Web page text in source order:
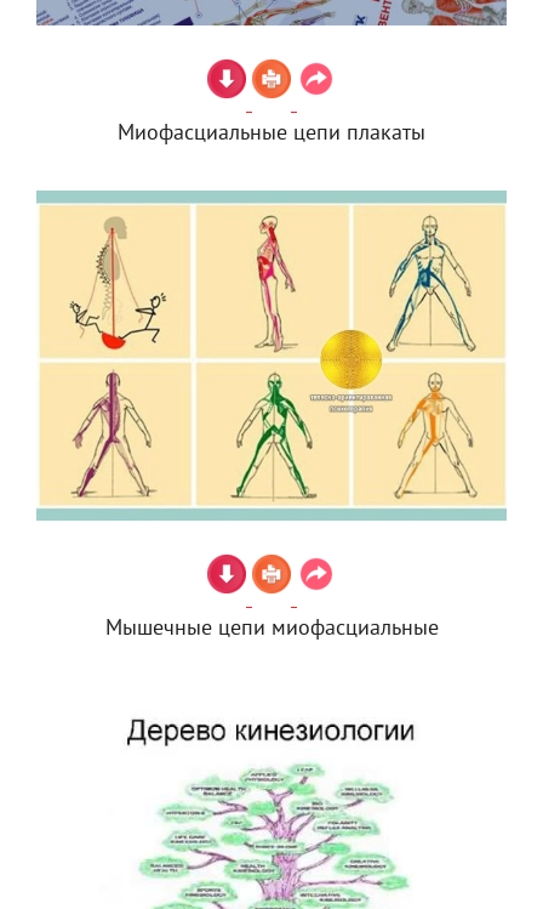
Миофасциальные цепи плакаты
Мышечные цепи миофасциальные